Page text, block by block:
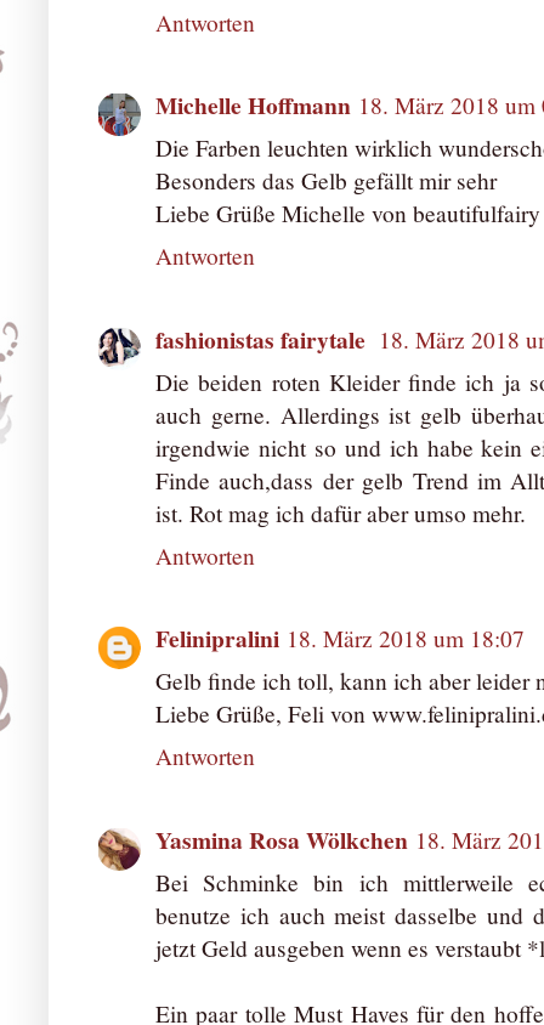
Antworten
Michelle Hoffmann 18. März 2018 um
Die Farben leuchten wirklich
Besonders das Gelb gefällt mir sehr
Liebe Grüße Michelle von beautifulfairy
Antworten
fashionistas fairytale 18. März 2018
Die beiden roten Kleider finde ich ja
auch gerne. Allerdings ist gelb
irgendwie nicht so und ich habe kein
Finde auch,dass der gelb Trend im
ist. Rot mag ich dafür aber umso mehr.
Antworten
Felinipralini 18. März 2018 um 18:07
Gelb finde ich toll, kann ich aber leider
Liebe Grüße, Feli von
Antworten
Yasmina Rosa Wölkchen 18. März
Bei Schminke bin ich mittlerweile
benutze ich auch meist dasselbe und
jetzt Geld ausgeben wenn es verstaubt
Ein paar tolle Must Haves für den